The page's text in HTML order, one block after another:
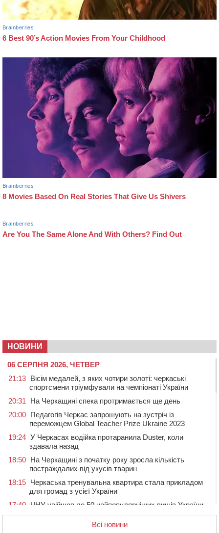
НОВИНИ
06 СЕРПНЯ 2026, ЧЕТВЕР
21:13 Вісім медалей, з яких чотири золоті: черкаські
спортсмени тріумфували на чемпіонаті України
20:31 На Черкащині спека протримається ще день
20:00 Педагогів Черкас запрошують на зустріч із
переможцем Global Teacher Prize Ukraine 2023
19:24 У Черкасах водійка протаранила Duster, коли
здавала назад
18:50 На Черкащині з початку року зросла кількість
постраждалих від укусів тварин
18:15 Черкаська тренувальна квартира стала прикладом
для громад з усієї України
17:40 ЧНУ увійшов до 50 найпопулярніших вишів України
серед вступників
На Хімселищі у Черкасах облаштували новий
Всі новини